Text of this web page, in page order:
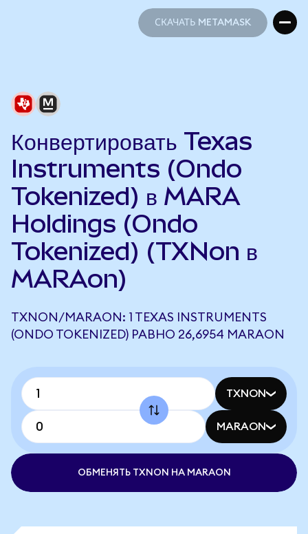
СКАЧАТЬ METAMASK
Конвертировать Texas
Instruments (Ondo
Tokenized) в MARA
Holdings (Ondo
Tokenized) (TXNon в
MARAon)
TXNON/MARAON: 1 TEXAS INSTRUMENTS
(ONDO TOKENIZED) РАВНО 26,6954 MARAON
TXNON
MARAON
ОБМЕНЯТЬ TXNON НА MARAON